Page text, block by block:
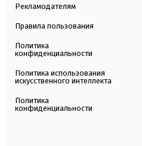
Рекламодателям
Правила пользования
Политика
конфиденциальности
Политика использования
искусственного интеллекта
Политика
конфиденциальности